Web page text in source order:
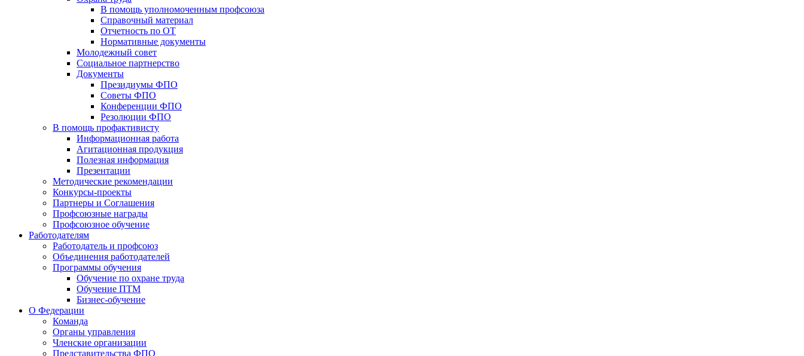
В помощь уполномоченным профсоюза
Справочный материал
Отчетность по ОТ
Нормативные документы
Молодежный совет
Социальное партнерство
Документы
Президиумы ФПО
Советы ФПО
Конференции ФПО
Резолюции ФПО
В помощь профактивисту
Информационная работа
Агитационная продукция
Полезная информация
Презентации
Методические рекомендации
Конкурсы-проекты
Партнеры и Соглашения
Профсоюзные награды
Профсоюзное обучение
Работодателям
Работодатель и профсоюз
Объединения работодателей
Программы обучения
Обучение по охране труда
Обучение ПТМ
Бизнес-обучение
О Федерации
Команда
Органы управления
Членские организации
Представительства ФПО